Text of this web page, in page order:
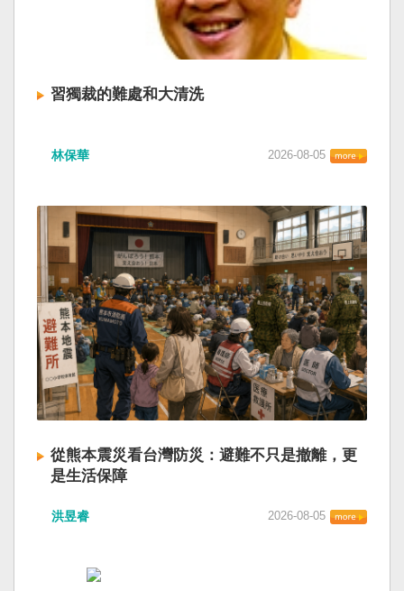
習獨裁的難處和大清洗
林保華 2026-08-05
從熊本震災看台灣防災：避難不只是撤離，更
是生活保障
洪昱睿 2026-08-05